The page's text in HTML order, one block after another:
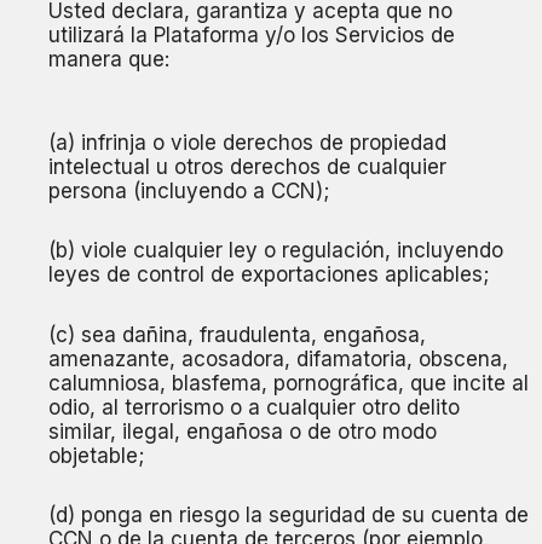
Usted declara, garantiza y acepta que no
utilizará la Plataforma y/o los Servicios de
manera que:
(a) infrinja o viole derechos de propiedad
intelectual u otros derechos de cualquier
persona (incluyendo a CCN);
(b) viole cualquier ley o regulación, incluyendo
leyes de control de exportaciones aplicables;
(c) sea dañina, fraudulenta, engañosa,
amenazante, acosadora, difamatoria, obscena,
calumniosa, blasfema, pornográfica, que incite al
odio, al terrorismo o a cualquier otro delito
similar, ilegal, engañosa o de otro modo
objetable;
(d) ponga en riesgo la seguridad de su cuenta de